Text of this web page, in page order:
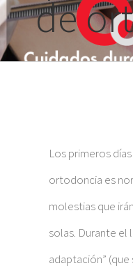
de
Los primeros
ortodoncia es
molestias que
solas. Durante el
adaptación” (que